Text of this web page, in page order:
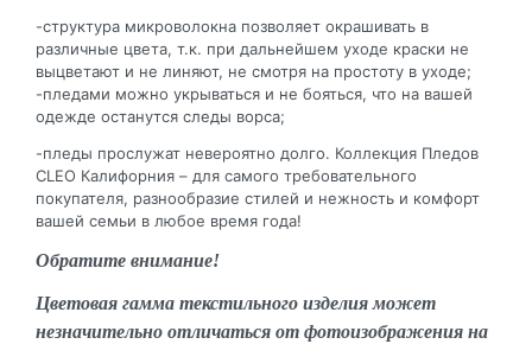
-структура микроволокна позволяет окрашивать в
различные цвета, т.к. при дальнейшем уходе краски не
выцветают и не линяют, не смотря на простоту в уходе;
-пледами можно укрываться и не бояться, что на вашей
одежде останутся следы ворса;
-пледы прослужат невероятно долго. Коллекция Пледов
CLEO Калифорния – для самого требовательного
покупателя, разнообразие стилей и нежность и комфорт
вашей семьи в любое время года!
Обратите внимание!
Цветовая гамма текстильного изделия может
незначительно отличаться от фотоизображения на